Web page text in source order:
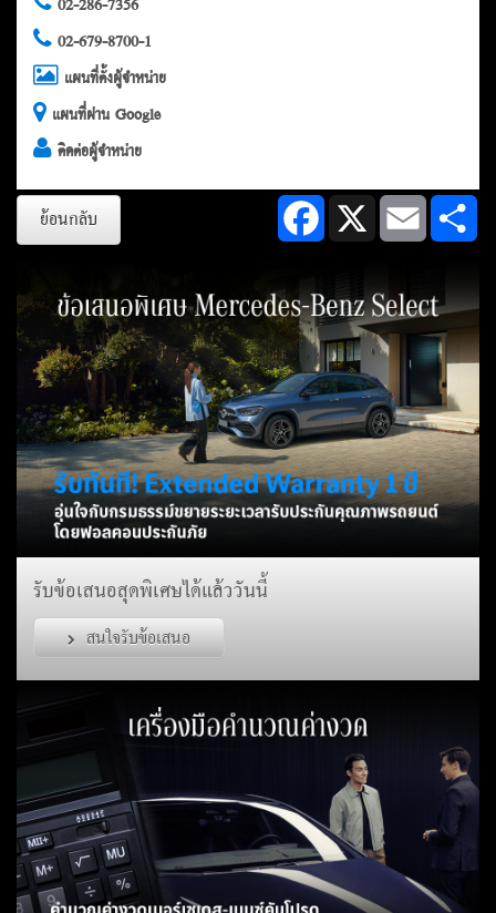
02-679-8700-1
แผนที่ตั้งผู้จำหน่าย
แผนที่ผ่าน Google
ติดต่อผู้จำหน่าย
ย้อนกลับ Facebook X Email
รับข้อเสนอสุดพิเศษได้แล้ววันนี้
สนใจรับข้อเสนอ